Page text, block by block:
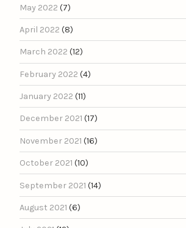
May 2022 (7)
April 2022 (8)
March 2022 (12)
February 2022 (4)
January 2022 (11)
December 2021 (17)
November 2021 (16)
October 2021 (10)
September 2021 (14)
August 2021 (6)